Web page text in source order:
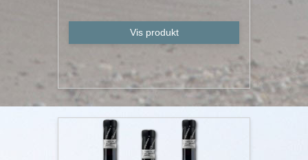
Vis produkt